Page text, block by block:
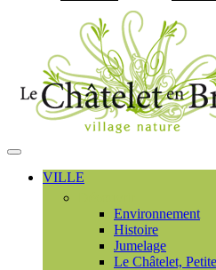
MENU
PRINCIPAL
VILLE
Environnement
Histoire
Jumelage
Le Châtelet,